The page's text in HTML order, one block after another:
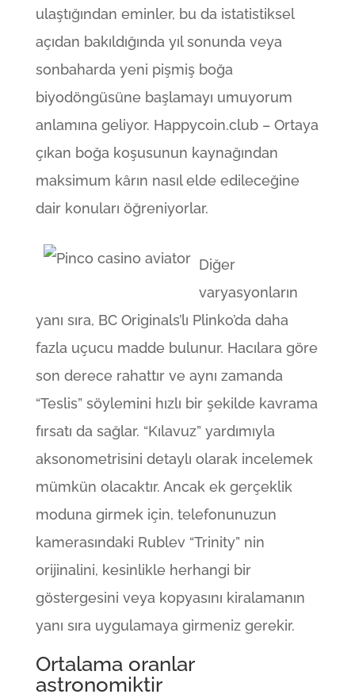
ulaştığından eminler, bu da istatistiksel
açıdan bakıldığında yıl sonunda veya
sonbaharda yeni pişmiş boğa
biyodöngüsüne başlamayı umuyorum
anlamına geliyor. Happycoin.club – Ortaya
çıkan boğa koşusunun kaynağından
maksimum kârın nasıl elde edileceğine
dair konuları öğreniyorlar.
Diğer
varyasyonların
yanı sıra, BC Originals’lı Plinko’da daha
fazla uçucu madde bulunur. Hacılara göre
son derece rahattır ve aynı zamanda
“Teslis” söylemini hızlı bir şekilde kavrama
fırsatı da sağlar. “Kılavuz” yardımıyla
aksonometrisini detaylı olarak incelemek
mümkün olacaktır. Ancak ek gerçeklik
moduna girmek için, telefonunuzun
kamerasındaki Rublev “Trinity” nin
orijinalini, kesinlikle herhangi bir
göstergesini veya kopyasını kiralamanın
yanı sıra uygulamaya girmeniz gerekir.
Ortalama oranlar
astronomiktir